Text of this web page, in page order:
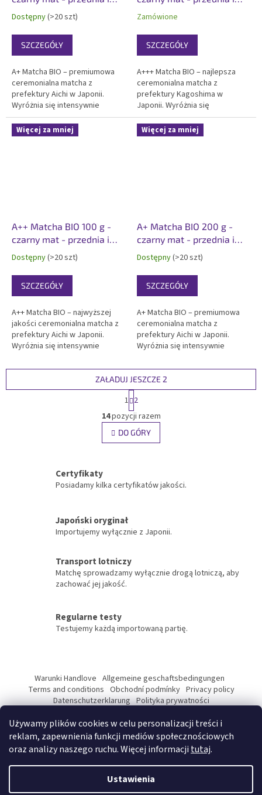
Używamy plików cookies w celu personalizacji treści i
reklam, zapewnienia funkcji mediów społecznościowych
oraz analizy naszego ruchu. Więcej informacji tutaj.
Ustawienia
tylna etykieta
Dostępny(>20 szt)
SZCZEGÓŁY
A+ Matcha BIO – premiumowa
ceremonialna matcha z
prefektury Aichi w Japonii.
Wyróżnia się intensywnie
zielonym kolorem, delikatna
smakiem i wyjątkową
kremowością. Certyfikowana
tylna etykieta
Zamówione
SZCZEGÓŁY
A+++ Matcha BIO – najlepsza
ceremonialna matcha z
prefektury Kagoshima w
Japonii. Wyróżnia się
intensywnie zielonym kolorem,
delikatnie słodki smak
najwyższej jakości smakiem i
Więcej za mniej
A++ Matcha BIO 100 g -
czarny mat - przednia i
tylna etykieta
Dostępny(>20 szt)
SZCZEGÓŁY
A++ Matcha BIO – najwyższej
jakości ceremonialna matcha z
prefektury Aichi w Japonii.
Wyróżnia się intensywnie
smakiem i wyjątkową
kremowością. Certyfikowana
organiczna, koszer, idealna
Więcej za mniej
A+ Matcha BIO 200 g -
czarny mat - przednia i
tylna etykieta
Dostępny(>20 szt)
SZCZEGÓŁY
A+ Matcha BIO – premiumowa
ceremonialna matcha z
prefektury Aichi w Japonii.
Wyróżnia się intensywnie
smakiem i wyjątkową
kremowością. Certyfikowana
organiczna, koszer, idealna
świetna matcha do picia.
Pakowana w...
K
o
n
t
k
s
ZAŁADUJ JESZCZE 2
P
a
g
i
n
a
1 2
14pozycji razem
DO GÓRY
Certyfikaty
Posiadamy kilka certyfikatów jakości.
Japoński oryginał
Importujemy wyłącznie z Japonii.
Transport lotniczy
Matchę sprowadzamy wyłącznie drogą lotniczą, aby
zachować jej jakość.
Regularne testy
Testujemy każdą importowaną partię.
p
k
Warunki Handlove Allgemeine geschaftsbedingungen
Terms and conditions Obchodní podmínky Privacy policy
Datenschutzerklarung Polityka prywatności
Opracował Shoptet Premium